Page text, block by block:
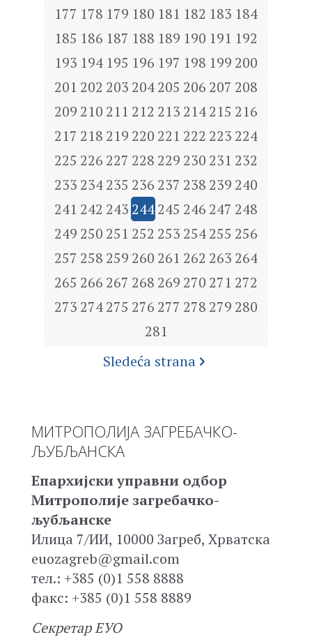
177 178 179 180 181 182 183 184
185 186 187 188 189 190 191 192
193 194 195 196 197 198 199 200
201 202 203 204205 206 207 208
209 210 211 212 213 214215 216
217 218 219 220 221 222 223 224
225 226 227 228 229 230 231 232
233 234235 236 237 238 239 240
241 242 243 244245 246 247 248
249 250 251 252 253 254255 256
257 258 259 260 261 262 263 264
265 266 267 268 269 270 271 272
273 274275 276 277 278 279 280
281
Sledeća strana
МИТРОПОЛИЈА ЗАГРЕБАЧКО-
ЉУБЉАНСКА
Епархијски управни одбор
Митрополије загребачко-
љубљанске
Илица 7/ИИ, 10000 Загреб, Хрватска
euozagreb@gmail.com
тел.: +385 (0)1 558 8888
факс: +385 (0)1 558 8889
Секретар ЕУО